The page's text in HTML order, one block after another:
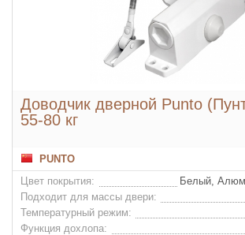
Доводчик дверной Punto
55-80 кг
PUNTO
Цвет покрытия:
Белый,
Подходит для массы двери:
Температурный режим:
Функция дохлопа: